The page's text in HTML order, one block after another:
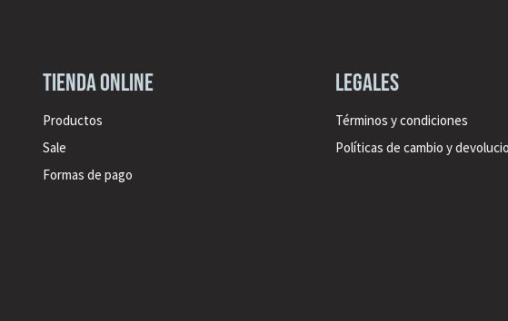
Tienda online
Productos
Sale
Formas de pago
legales
Términos y condiciones
Políticas de cambio y